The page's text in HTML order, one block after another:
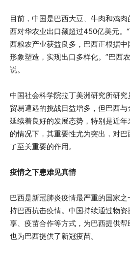
目前，中国是巴西大豆、牛肉和鸡
西对华农业出口额超过450亿美元。
西粮农产业获益良多，巴西正根据
形象塑造，实现出口多样化。”巴西
说。
中国社会科学院拉丁美洲研究所研
贸易遭遇的挑战日益增多，但巴西
延续着良好的发展态势，特别是近
的情况下，其重要性尤为突出，对
了至关重要的作用。
疫情之下患难见真情
巴西是新冠肺炎疫情最严重的国家
持巴西抗击疫情。中国持续通过物
享、疫苗合作等方式，为巴西提供
也为巴西提供了新冠疫苗。